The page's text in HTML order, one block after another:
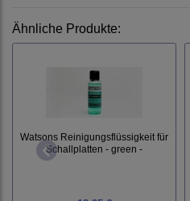
Ähnliche Produkte:
Watsons Reinigungsflüssigkeit für
Schallplatten - green -